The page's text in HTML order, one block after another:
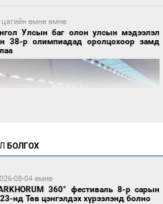
цагийн өмнө өмнө
Улсын баг олон улсын мэдээлэл
38-р олимпиадад оролцохоор замд
элсэлтийн бүртгэл эхэллээ
БОЛГОХ
08-04 өмнө
360° фестиваль 8-р сарын
нд Төв цэнгэлдэх хүрээлэнд болно